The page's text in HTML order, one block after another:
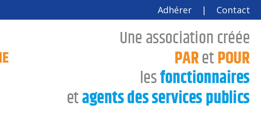
Adhérer | Contact